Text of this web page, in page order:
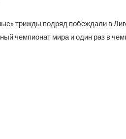
трижды подряд побеждали в
чемпионат мира и один раз в